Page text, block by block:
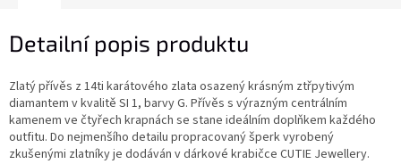
Detailní popis produktu
Zlatý přívěs z 14ti karátového zlata osazený krásným ztřpytivým
diamantem v kvalitě SI 1, barvy G. Přívěs s výrazným centrálním
kamenem ve čtyřech krapnách se stane ideálním doplňkem každého
outfitu. Do nejmenšího detailu propracovaný šperk vyrobený
zkušenými zlatníky je dodáván v dárkové krabičce CUTIE Jewellery.